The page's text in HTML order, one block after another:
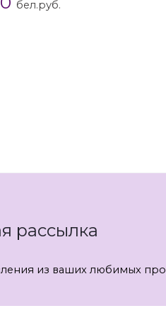
бел.руб.
рассылка
из ваших любимых